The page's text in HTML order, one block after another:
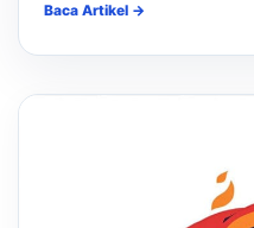
Baca Artikel →